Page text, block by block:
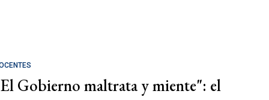
Gobierno maltrata y miente": el